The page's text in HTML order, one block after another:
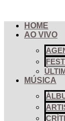
conteúdo
HOME
AO VIVO
MÚSICA